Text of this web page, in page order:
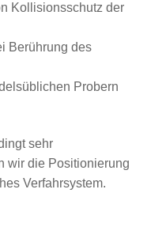
Kollisionsschutz der
Berührung des
Probern
sehr
wir die Positionierung
Verfahrsystem.